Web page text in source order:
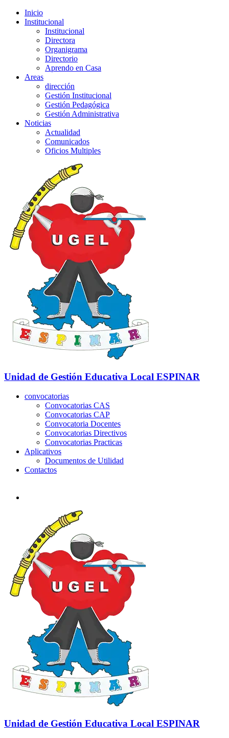
Inicio
Institucional
Institucional
Directora
Organigrama
Directorio
Aprendo en Casa
Areas
dirección
Gestión Institucional
Gestión Pedagógica
Gestión Administrativa
Noticias
Actualidad
Comunicados
Oficios Multiples
Unidad de Gestión Educativa Local ESPINAR
convocatorias
Convocatorias CAS
Convocatorias CAP
Convocatoria Docentes
Convocatorias Directivos
Convocatorias Practicas
Aplicativos
Documentos de Utilidad
Contactos
Unidad de Gestión Educativa Local ESPINAR